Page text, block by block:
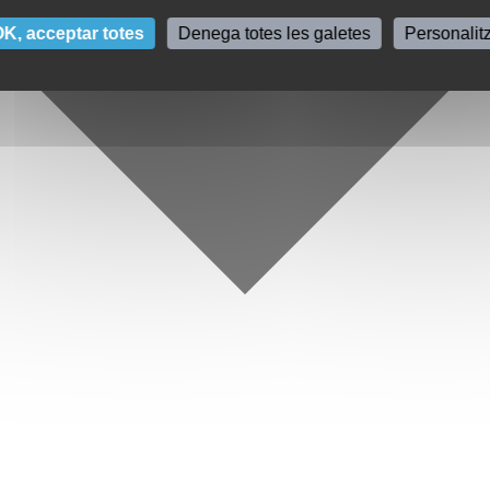
acceptar totes Denega totes les galetes